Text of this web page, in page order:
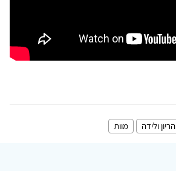
הריון ולידה מוות